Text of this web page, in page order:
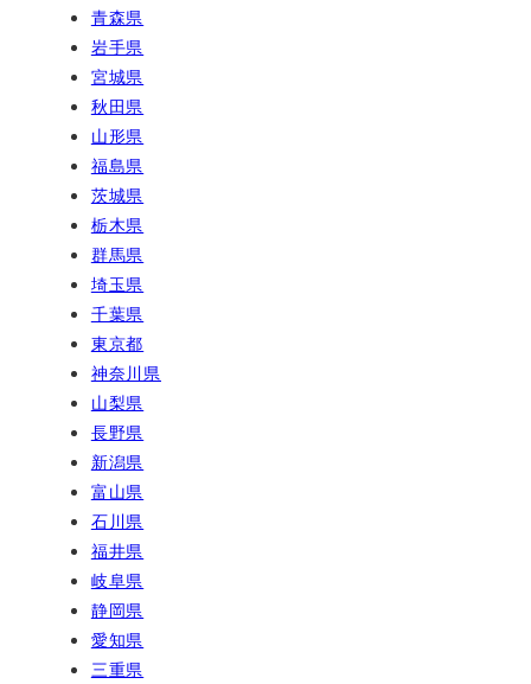
青森県
岩手県
宮城県
秋田県
山形県
福島県
茨城県
栃木県
群馬県
埼玉県
千葉県
東京都
神奈川県
山梨県
長野県
新潟県
富山県
石川県
福井県
岐阜県
静岡県
愛知県
三重県